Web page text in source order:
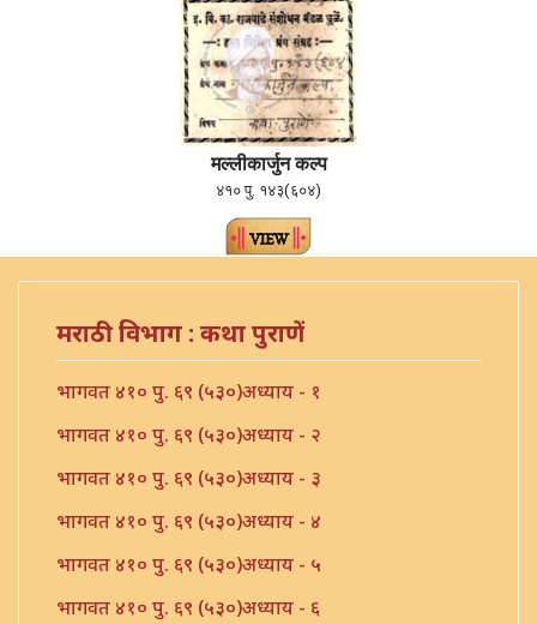
मल्लीकार्जुन कल्प
४१० पु. १४३(६०४)
मराठी विभाग : कथा पुराणें
भागवत ४१० पु. ६९ (५३०)अध्याय - १
भागवत ४१० पु. ६९ (५३०)अध्याय - २
भागवत ४१० पु. ६९ (५३०)अध्याय - ३
भागवत ४१० पु. ६९ (५३०)अध्याय - ४
भागवत ४१० पु. ६९ (५३०)अध्याय - ५
भागवत ४१० पु. ६९ (५३०)अध्याय - ६